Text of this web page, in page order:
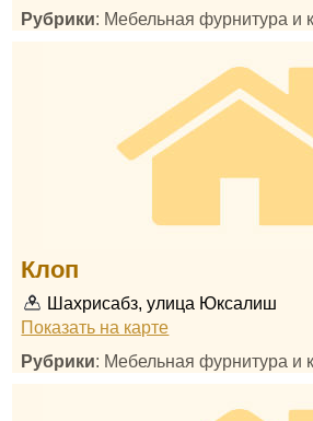
Рубрики: Мебельная фурнитура и
Клоп
Шахрисабз, улица Юксалиш
Показать на карте
Рубрики: Мебельная фурнитура и